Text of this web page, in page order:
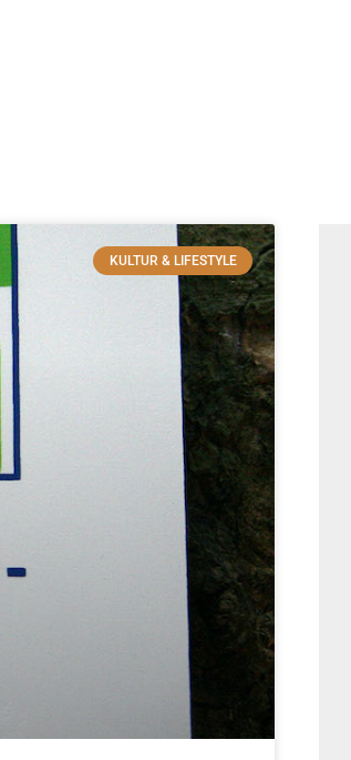
KULTUR & LIFESTYLE